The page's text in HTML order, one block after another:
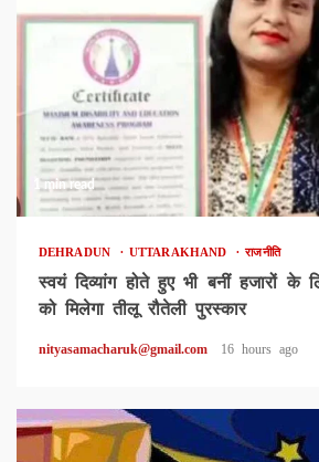
1 min read
DEHRADUN UTTARAKHAND राजनीति
स्वयं दिव्यांग होते हुए भी बनीं हजारों के
को मिलेगा तीलू रौतेली पुरस्कार
nityasamacharuk@gmail.com 16 hours ago